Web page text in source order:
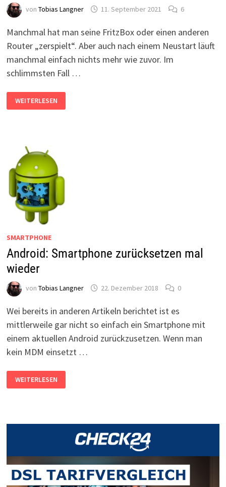
von Tobias Langner 11. September 2021 6
Manchmal hat man seine FritzBox oder einen anderen
Router „zerspielt“. Aber auch nach einem Neustart läuft
manchmal einfach nichts mehr wie zuvor. Im
schlimmsten Fall …
ZURÜCKSETZEN
AUF
ALLE
OPTIONEN
WEITERLESEN
SMARTPHONE
Android: Smartphone zurücksetzen mal
wieder
von Tobias Langner 22. Dezember 2018 0
Wei bereits in anderen Artikeln berichtet ist es
mittlerweile gar nicht so einfach ein Smartphone mit
einem aktuellen Android zurückzusetzen. Wenn man
kein MDM einsetzt …
SMARTPHONE
ZURÜCKSETZEN
WEITERLESEN